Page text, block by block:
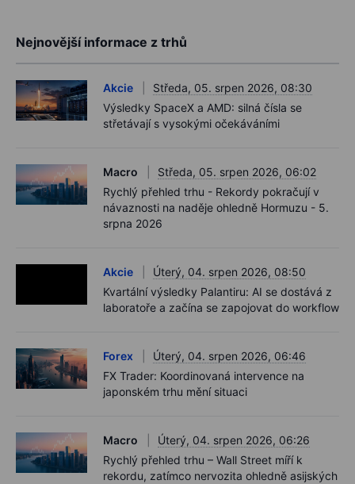
Nejnovější informace z trhů
Akcie
Středa, 05. srpen 2026, 08:30
Výsledky SpaceX a AMD: silná čísla se
střetávají s vysokými očekáváními
Macro
Středa, 05. srpen 2026, 06:02
Rychlý přehled trhu - Rekordy pokračují v
návaznosti na naděje ohledně Hormuzu - 5.
srpna 2026
Akcie
Úterý, 04. srpen 2026, 08:50
Kvartální výsledky Palantiru: AI se dostává z
laboratoře a začína se zapojovat do workflow
Forex
Úterý, 04. srpen 2026, 06:46
FX Trader: Koordinovaná intervence na
japonském trhu mění situaci
Macro
Úterý, 04. srpen 2026, 06:26
Rychlý přehled trhu – Wall Street míří k
rekordu, zatímco nervozita ohledně asijských